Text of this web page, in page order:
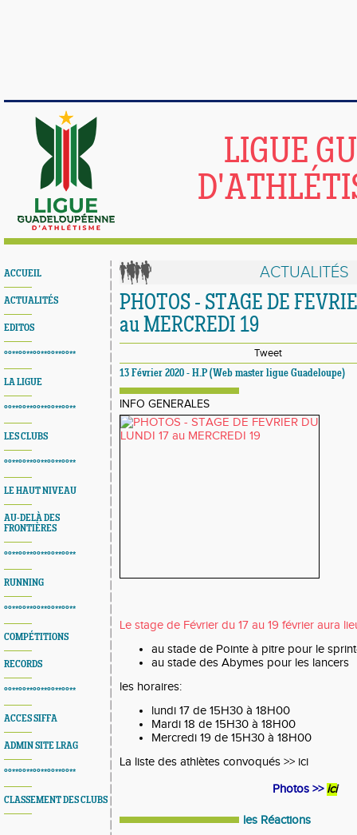
LIGUE
ACCUEIL
ACTUALITÉS
EDITOS
°°**°°**°°**°°**°°**
LA LIGUE
°°**°°**°°**°°**°°**
LES CLUBS
°°**°°**°°**°°**°°**
LE HAUT NIVEAU
AU-DELÀ DES
FRONTIÈRES
°°**°°**°°**°°**°°**
RUNNING
°°**°°**°°**°°**°°**
COMPÉTITIONS
RECORDS
°°**°°**°°**°°**°°**
ACCES SIFFA
ADMIN SITE LRAG
°°**°°**°°**°°**°°**
CLASSEMENT DES CLUBS
ACTUALITÉS
PHOTOS - STAGE DE
au MERCREDI 19
Tweet
13 Février 2020 - H.P (Web master ligue Guadeloupe)
INFO GENERALES
Le stage de Février du 17 au 19 février aura
au stade de Pointe à pitre pour le
au stade des Abymes pour les lancers
les horaires:
lundi 17 de 15H30 à 18H00
Mardi 18 de 15H30 à 18H00
Mercredi 19 de 15H30 à 18H00
La liste des athlètes convoqués >> ici
Photos >> ici
les Réactions